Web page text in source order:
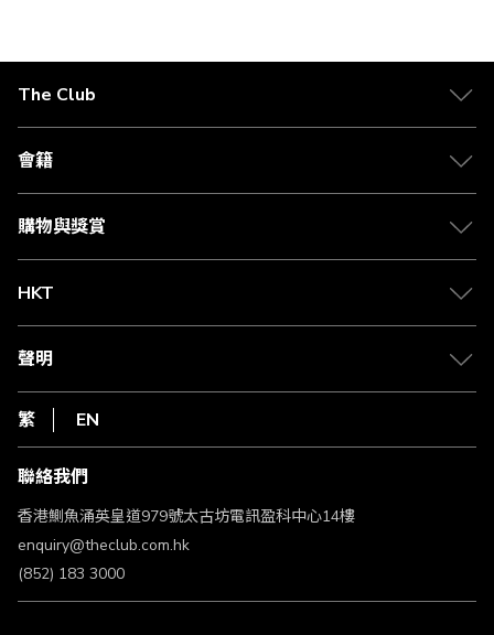
The Club
關於 The Club
合作夥伴
媒體中心
會籍
會籍及專屬禮遇
賺取積分
購物與獎賞
物流與配送
Club Shopping 商品領取站
常見問題
HKT
csl.
1010
HKT
聲明
私隱聲明
使用條款
條款及細則
不歧視及不騷擾聲明
認可牌照及通告
繁 EN
聯絡我們
香港鰂魚涌英皇道979號太古坊電訊盈科中心14樓
enquiry@theclub.com.hk
(852) 183 3000